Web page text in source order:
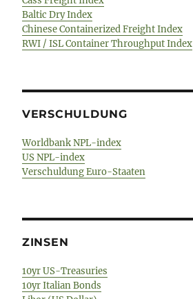
Baltic Dry Index
Chinese Containerized Freight Index
RWI / ISL Container Throughput Index
VERSCHULDUNG
Worldbank NPL-index
US NPL-index
Verschuldung Euro-Staaten
ZINSEN
10yr US-Treasuries
10yr Italian Bonds